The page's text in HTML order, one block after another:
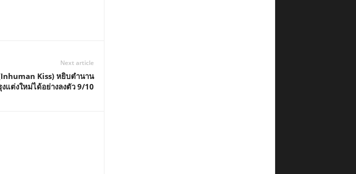
Next article
(Inhuman Kiss) หยิบตำนาน
แต่งใหม่ได้อย่างลงตัว 9/10